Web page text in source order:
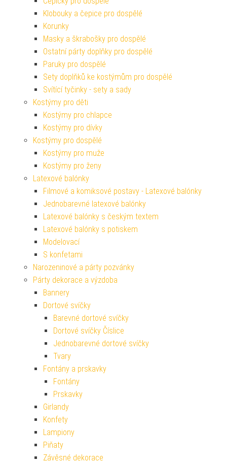
Klobouky a čepice pro dospělé
Korunky
Masky a škrabošky pro dospělé
Ostatní párty doplňky pro dospělé
Paruky pro dospělé
Sety doplňků ke kostýmům pro dospělé
Svítící tyčinky - sety a sady
Kostýmy pro děti
Kostýmy pro chlapce
Kostýmy pro dívky
Kostýmy pro dospělé
Kostýmy pro muže
Kostýmy pro ženy
Latexové balónky
Filmové a komiksové postavy - Latexové balónky
Jednobarevné latexové balónky
Latexové balónky s českým textem
Latexové balónky s potiskem
Modelovací
S konfetami
Narozeninové a párty pozvánky
Párty dekorace a výzdoba
Bannery
Dortové svíčky
Barevné dortové svíčky
Dortové svíčky Číslice
Jednobarevné dortové svíčky
Tvary
Fontány a prskavky
Fontány
Prskavky
Girlandy
Konfety
Lampiony
Piňaty
Závěsné dekorace